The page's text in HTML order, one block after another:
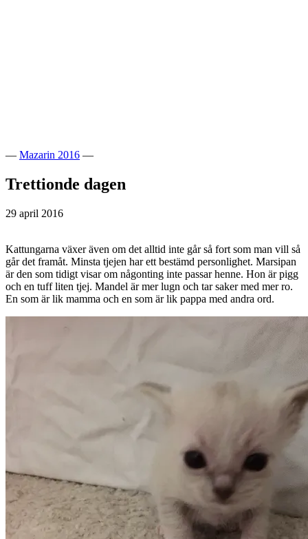
— Mazarin 2016 —
Trettionde dagen
29 april 2016
Kattungarna växer även om det alltid inte går så fort som man vill så
går det framåt. Minsta tjejen har ett bestämd personlighet. Marsipan
är den som tidigt visar om någonting inte passar henne. Hon är pigg
och en tuff liten tjej. Mandel är mer lugn och tar saker med mer ro.
En som är lik mamma och en som är lik pappa med andra ord.